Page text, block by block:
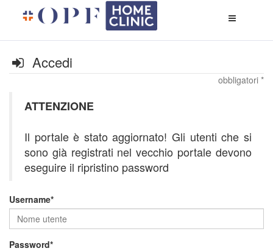
di
Accedi
obbligatori *
ATTENZIONE
Il portale è stato aggiornato! Gli utenti che si
sono già registrati nel vecchio portale devono
eseguire il ripristino password
Username
Password